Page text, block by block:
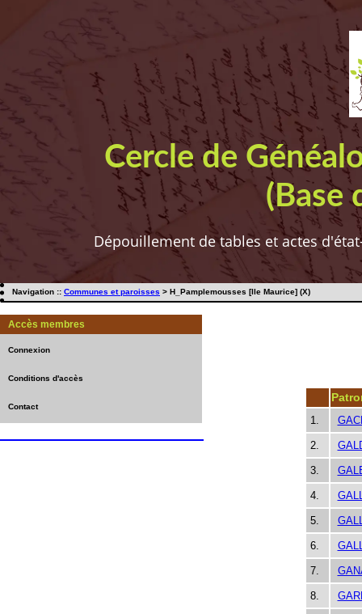
Cercle de
(Base
Dépouillement de tables et actes
Navigation :: Communes et paroisses > H_Pamplemousses [Ile Maurice] (X)
Accès membres
Connexion
Conditions d'accès
Contact
1.
2.
3.
4.
5.
6.
7.
8.